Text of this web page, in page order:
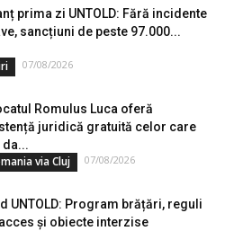
prima zi UNTOLD: Fără incidente
sancțiuni de peste 97.000...
07/08/2026
Romulus Luca oferă
juridică gratuită celor care
via Cluj 07/08/2026
UNTOLD: Program brățări, reguli
și obiecte interzise